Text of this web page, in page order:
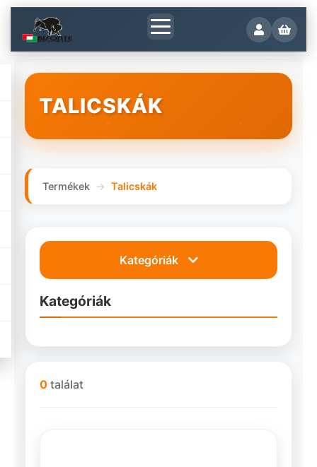
TALICSKÁK
Termékek Talicskák
Kategóriák
Kategóriák
0 találat